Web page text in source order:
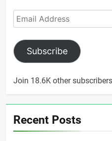
Email
Address
Subscribe
Join 18.6K other subscribers
Recent Posts